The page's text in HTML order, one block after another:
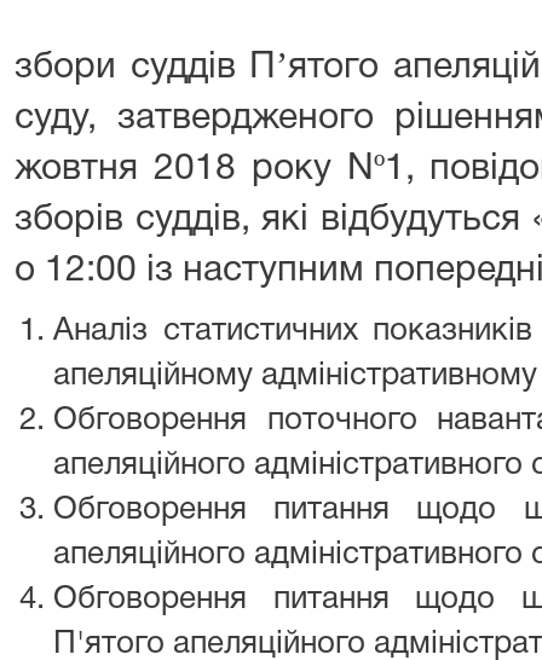
збори суддів Пʼятого
суду, затвердженого
жовтня 2018 року Nº1,
зборів суддів, які
о 12:00 із наступним
Аналіз статистичних
апеляційному адміністративному
Обговорення поточного
апеляційного адміністративного
Обговорення питання щодо
апеляційного адміністративного
Обговорення питання щодо
П'ятого апеляційного